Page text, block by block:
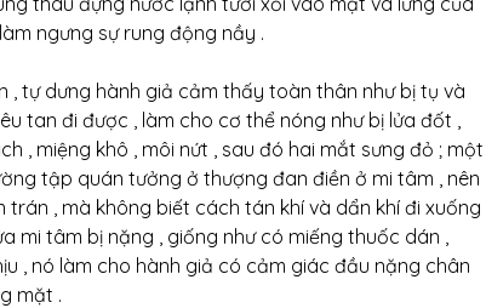
ngưng sự rung động nầy .
, tự dưng hành giả cảm thấy toàn thân như bị tụ và
tan đi được , làm cho cơ thể nóng như bị lửa đốt ,
, miệng khô , môi nứt , sau đó hai mắt sưng đỏ ; một
tập quán tưởng ở thượng đan điền ở mi tâm , nên
trán , mà không biết cách tán khí và dẩn khí đi xuống
mi tâm bị nặng , giống như có miếng thuốc dán ,
, nó làm cho hành giả có cảm giác đầu nặng chân
mặt .